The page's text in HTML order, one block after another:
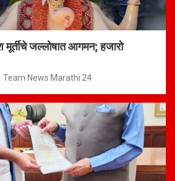
मूर्तीचे जल्लोषात आगमन; हजारो
Team News Marathi 24